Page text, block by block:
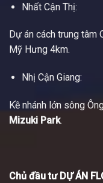
Nhất Cận Thị:
Dự án cách trung tâm
Mỹ Hưng 4km.
Nhị Cận Giang:
Kề nhánh lớn sông
Mizuki Park.
Chủ đầu tư DỰ ÁN